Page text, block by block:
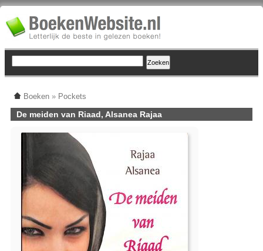
Boeken » Pockets
De meiden van Riaad, Alsanea Rajaa